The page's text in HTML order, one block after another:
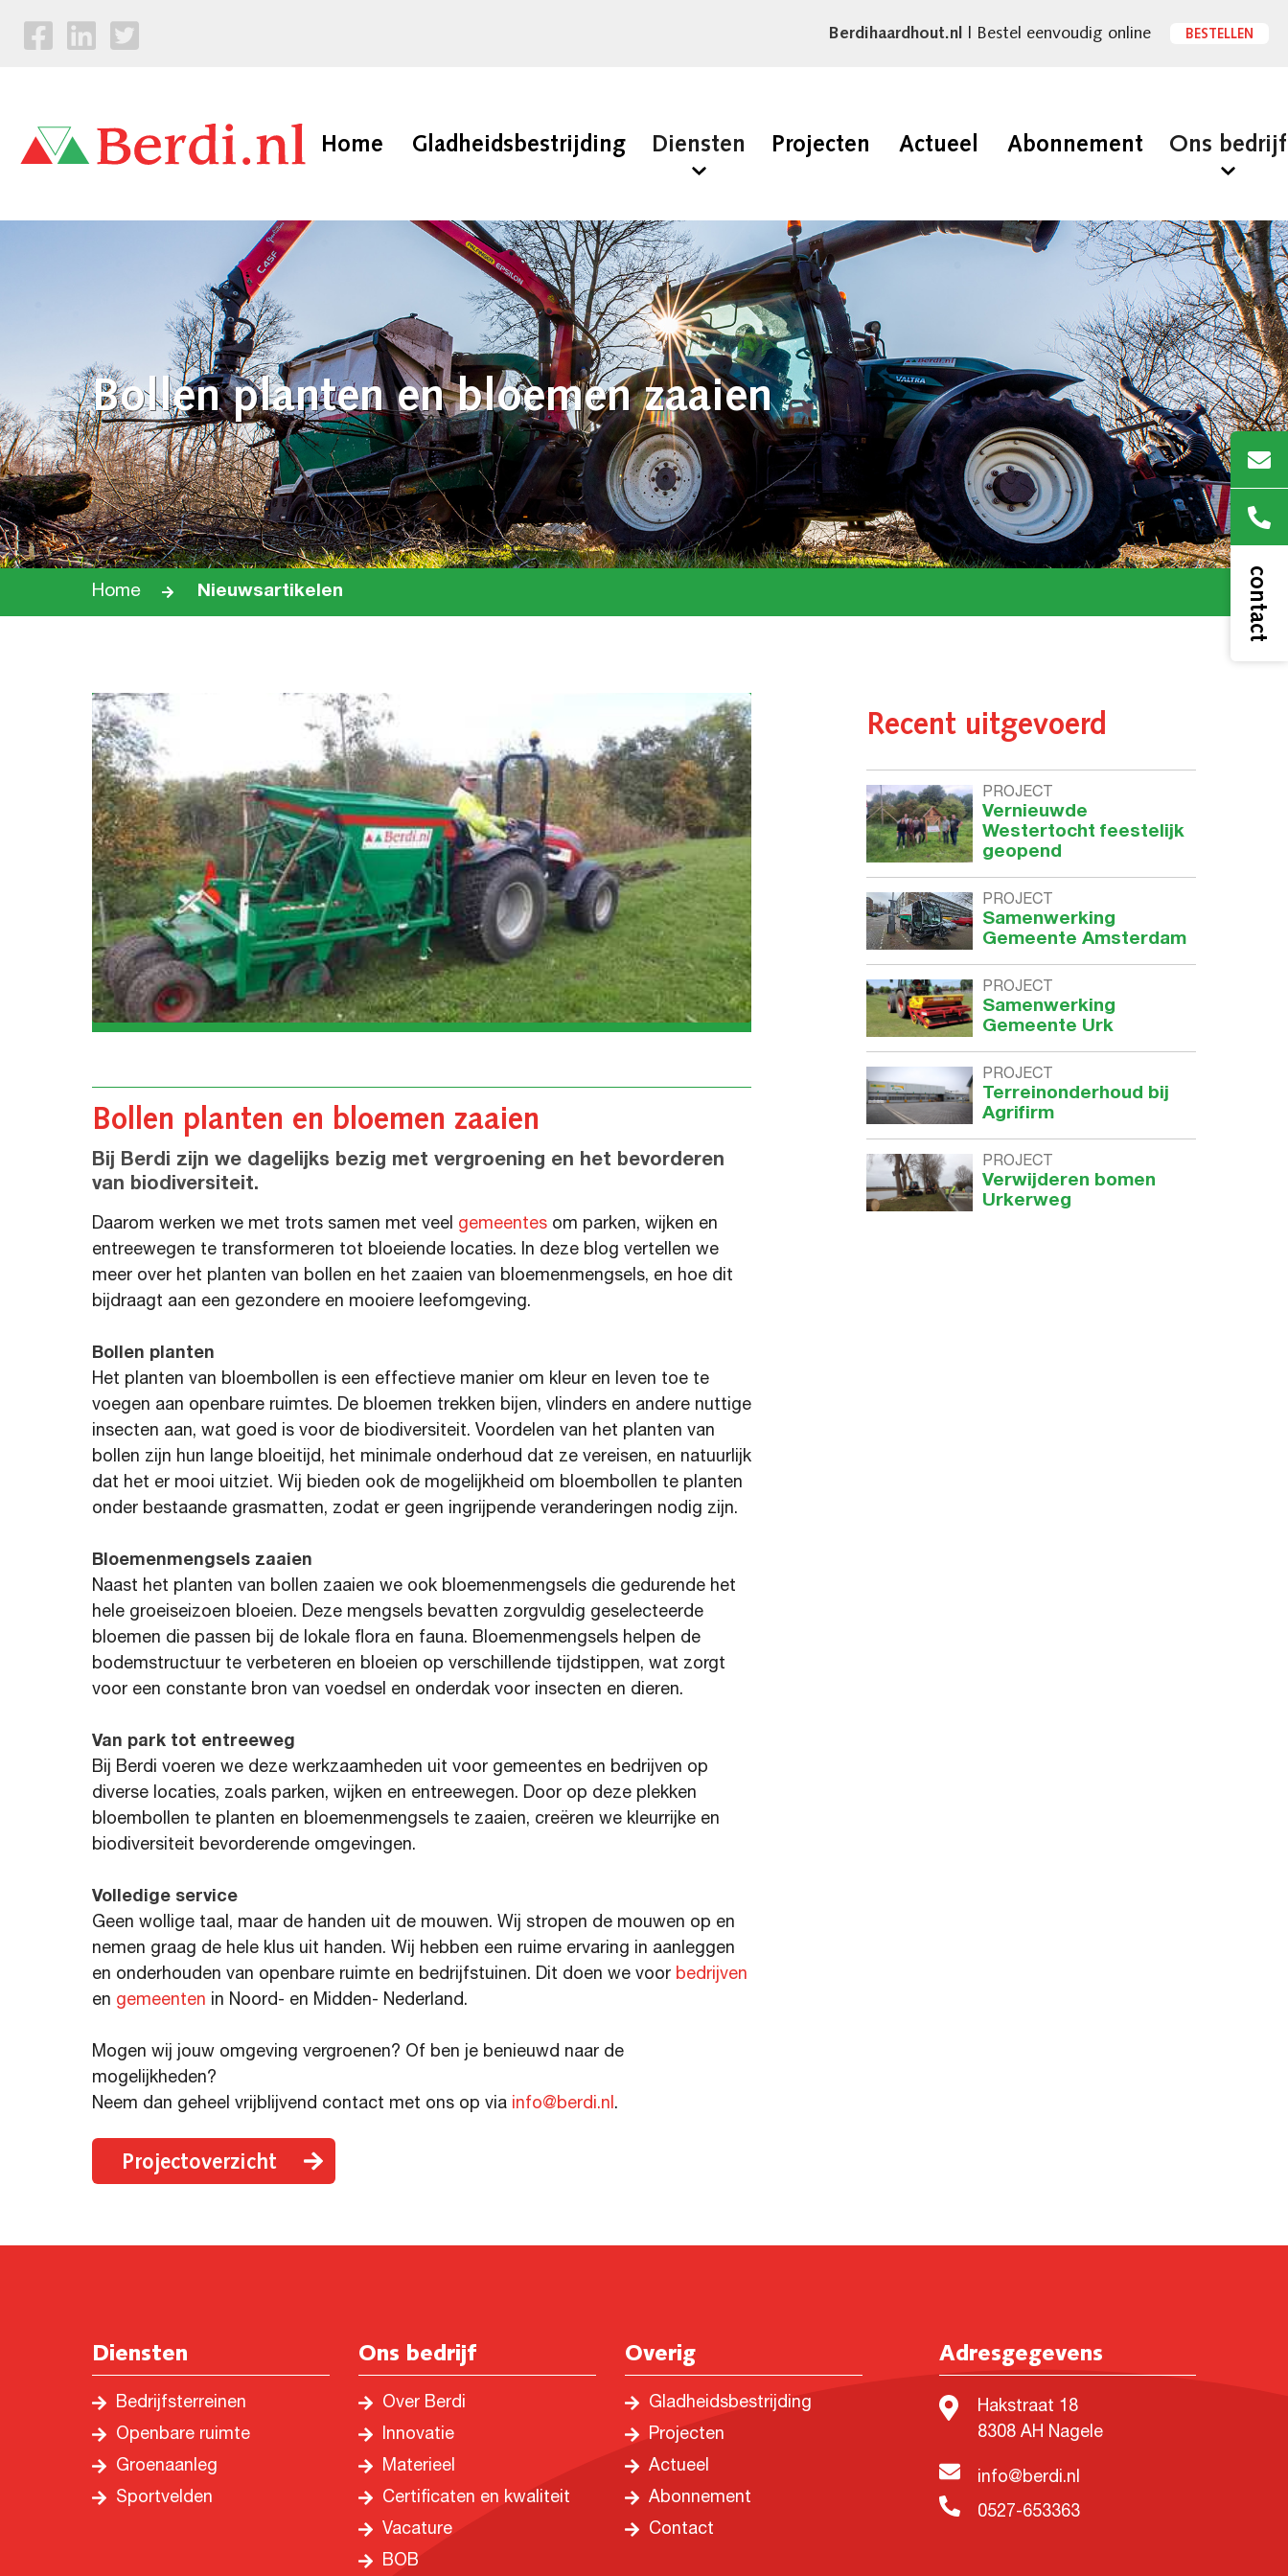
Berdihaardhout.nl | Bestel eenvoudig online BESTELLEN
Home Gladheidsbestrijding Diensten Projecten Actueel Abonnement Ons bedrijf
Bollen planten en bloemen zaaien
Home Nieuwsartikelen
Bollen planten en bloemen zaaien
Bij Berdi zijn we dagelijks bezig met vergroening en het bevorderen
van biodiversiteit.
Daarom werken we met trots samen met veel gemeentes om parken, wijken en
entreewegen te transformeren tot bloeiende locaties. In deze blog vertellen we
meer over het planten van bollen en het zaaien van bloemenmengsels, en hoe dit
bijdraagt aan een gezondere en mooiere leefomgeving.
Bollen planten
Het planten van bloembollen is een effectieve manier om kleur en leven toe te
voegen aan openbare ruimtes. De bloemen trekken bijen, vlinders en andere nuttige
insecten aan, wat goed is voor de biodiversiteit. Voordelen van het planten van
bollen zijn hun lange bloeitijd, het minimale onderhoud dat ze vereisen, en natuurlijk
dat het er mooi uitziet. Wij bieden ook de mogelijkheid om bloembollen te planten
onder bestaande grasmatten, zodat er geen ingrijpende veranderingen nodig zijn.
Bloemenmengsels zaaien
Naast het planten van bollen zaaien we ook bloemenmengsels die gedurende het
hele groeiseizoen bloeien. Deze mengsels bevatten zorgvuldig geselecteerde
bloemen die passen bij de lokale flora en fauna. Bloemenmengsels helpen de
bodemstructuur te verbeteren en bloeien op verschillende tijdstippen, wat zorgt
voor een constante bron van voedsel en onderdak voor insecten en dieren.
Van park tot entreeweg
Bij Berdi voeren we deze werkzaamheden uit voor gemeentes en bedrijven op
diverse locaties, zoals parken, wijken en entreewegen. Door op deze plekken
bloembollen te planten en bloemenmengsels te zaaien, creëren we kleurrijke en
biodiversiteit bevorderende omgevingen.
Volledige service
Geen wollige taal, maar de handen uit de mouwen. Wij stropen de mouwen op en
nemen graag de hele klus uit handen. Wij hebben een ruime ervaring in aanleggen
en onderhouden van openbare ruimte en bedrijfstuinen. Dit doen we voor bedrijven
en gemeenten in Noord- en Midden- Nederland.
Mogen wij jouw omgeving vergroenen? Of ben je benieuwd naar de
mogelijkheden?
Neem dan geheel vrijblijvend contact met ons op via info@berdi.nl.
Projectoverzicht
Recent uitgevoerd
PROJECT
Vernieuwde
Westertocht feestelijk
geopend
PROJECT
Samenwerking
Gemeente Amsterdam
PROJECT
Samenwerking
Gemeente Urk
PROJECT
Terreinonderhoud bij
Agrifirm
PROJECT
Verwijderen bomen
Urkerweg
Diensten
Bedrijfsterreinen
Openbare ruimte
Groenaanleg
Sportvelden
Ons bedrijf
Over Berdi
Innovatie
Materieel
Certificaten en kwaliteit
Vacature
BOB
Overig
Gladheidsbestrijding
Projecten
Actueel
Abonnement
Contact
Adresgegevens
Hakstraat 18
8308 AH Nagele
info@berdi.nl
0527-653363
contact